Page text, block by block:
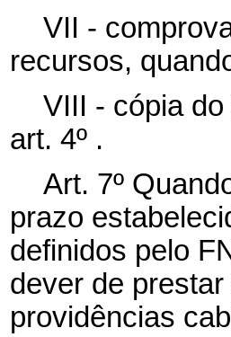
VII -
recursos,
VIII - cópia
art. 4º .
Art. 7º
prazo
definidos pelo
dever de
providências